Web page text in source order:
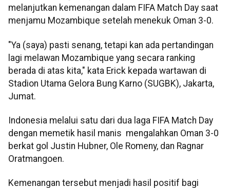
melanjutkan kemenangan dalam FIFA Match Day saat
menjamu Mozambique setelah menekuk Oman 3-0.
"Ya (saya) pasti senang, tetapi kan ada pertandingan
lagi melawan Mozambique yang secara ranking
berada di atas kita," kata Erick kepada wartawan di
Stadion Utama Gelora Bung Karno (SUGBK), Jakarta,
Jumat.
Indonesia melalui satu dari dua laga FIFA Match Day
dengan memetik hasil manis mengalahkan Oman 3-0
berkat gol Justin Hubner, Ole Romeny, dan Ragnar
Oratmangoen.
Kemenangan tersebut menjadi hasil positif bagi